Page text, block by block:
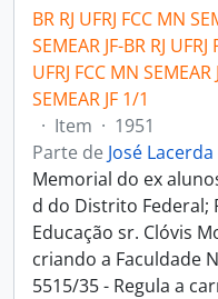
BR RJ UFRJ FCC MN
SEMEAR JF-BR RJ
UFRJ FCC MN SEMEAR
SEMEAR JF 1/1
· Item · 1951
Parte de José
Memorial do ex
d do Distrito Federal;
Educação sr. Clóvis
criando a Faculdade
5515/35 - Regula a